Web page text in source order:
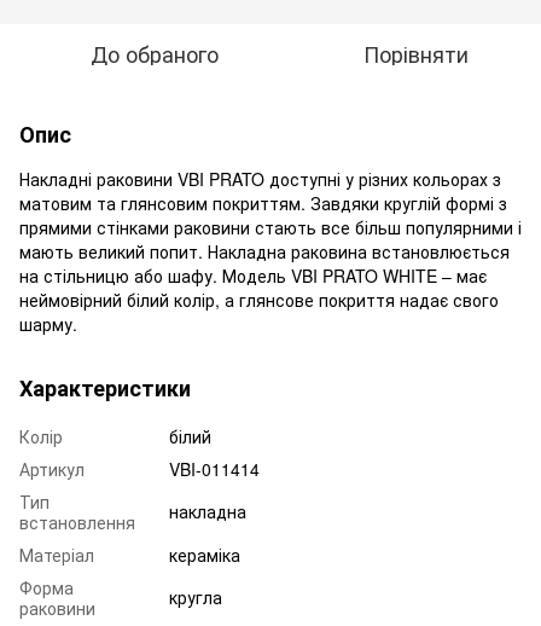
До обраного Порівняти
Опис
Накладні раковини VBI PRATO доступні у різних кольорах з
матовим та глянсовим покриттям. Завдяки круглій формі з
прямими стінками раковини стають все більш популярними і
мають великий попит. Накладна раковина встановлюється
на стільницю або шафу. Модель VBI PRATO WHITE – має
неймовірний білий колір, а глянсове покриття надає свого
шарму.
Характеристики
Колір
білий
Артикул
VBI-011414
Тип
встановлення
накладна
Матеріал
кераміка
Форма
раковини
кругла